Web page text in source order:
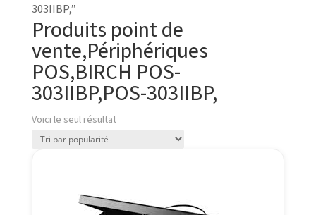
303IIBP,”
Produits point de
vente,Périphériques
POS,BIRCH POS-
303IIBP,POS-303IIBP,
Voici le seul résultat